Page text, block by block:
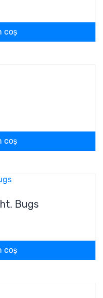
coș
coș
Bugs
coș